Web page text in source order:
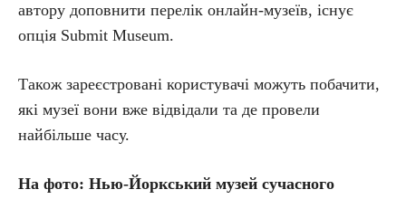
автору доповнити перелік онлайн-музеїв, існує
опція Submit Museum.
Також зареєстровані користувачі можуть побачити,
які музеї вони вже відвідали та де провели
найбільше часу.
На фото: Нью-Йоркський музей сучасного